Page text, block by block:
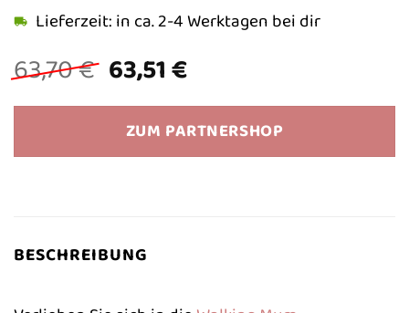
63,70€ Ursprünglicher
Preis
war:
63,70 €
63,51€Aktueller
Preis
ist:
63,51 €.
Lieferzeit: in ca. 2-4 Werktagen bei dir
ZUM PARTNERSHOP
BESCHREIBUNG